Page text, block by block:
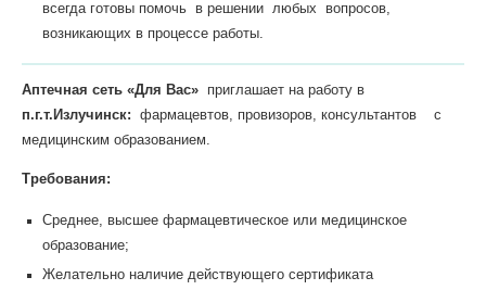
всегда готовы помочь в решении любых вопросов,
возникающих в процессе работы.
Аптечная сеть «Для Вас» приглашает на работу в
п.г.т.Излучинск: фармацевтов, провизоров, консультантов с
медицинским образованием.
Требования:
Среднее, высшее фармацевтическое или медицинское
образование;
Желательно наличие действующего сертификата